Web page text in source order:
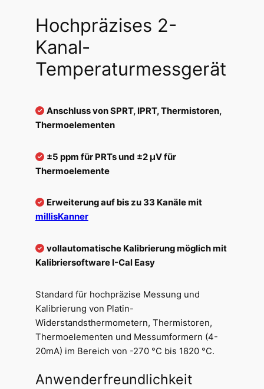
Hochpräzises 2-
Kanal-
Temperaturmessgerät
Anschluss von SPRT, IPRT, Thermistoren,
Thermoelementen
±5 ppm für PRTs und ±2 µV für
Thermoelemente
Erweiterung auf bis zu 33 Kanäle mit
millisKanner
vollautomatische Kalibrierung möglich mit
Kalibriersoftware I-Cal Easy
Standard für hochpräzise Messung und
Kalibrierung von Platin-
Widerstandsthermometern, Thermistoren,
Thermoelementen und Messumformern (4-
20mA) im Bereich von -270 °C bis 1820 °C.
Anwenderfreundlichkeit